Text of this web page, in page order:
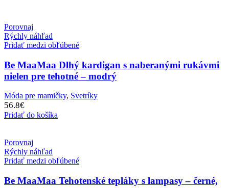
Porovnaj
Rýchly náhľad
Pridať medzi obľúbené
Be MaaMaa Dlhý kardigan s naberanými rukávmi
nielen pre tehotné – modrý
Móda pre mamičky, Svetríky
56.8€
Pridať do košíka
Porovnaj
Rýchly náhľad
Pridať medzi obľúbené
Be MaaMaa Tehotenské tepláky s lampasy – černé,